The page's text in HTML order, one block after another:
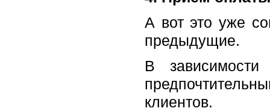
А вот это уже
предыдущие.
В
клиентов.